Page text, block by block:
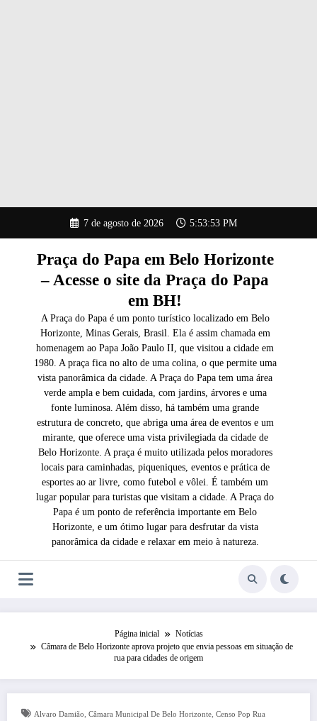
o
7 de agosto de 2026 5:53:54 PM
Praça do Papa em Belo Horizonte
– Acesse o site da Praça do Papa
em BH!
A Praça do Papa é um ponto turístico localizado em Belo
Horizonte, Minas Gerais, Brasil. Ela é assim chamada em
homenagem ao Papa João Paulo II, que visitou a cidade em
1980. A praça fica no alto de uma colina, o que permite uma
vista panorâmica da cidade. A Praça do Papa tem uma área
verde ampla e bem cuidada, com jardins, árvores e uma
fonte luminosa. Além disso, há também uma grande
estrutura de concreto, que abriga uma área de eventos e um
mirante, que oferece uma vista privilegiada da cidade de
Belo Horizonte. A praça é muito utilizada pelos moradores
locais para caminhadas, piqueniques, eventos e prática de
esportes ao ar livre, como futebol e vôlei. É também um
lugar popular para turistas que visitam a cidade. A Praça do
Papa é um ponto de referência importante em Belo
Horizonte, e um ótimo lugar para desfrutar da vista
panorâmica da cidade e relaxar em meio à natureza.
Página inicial
Notícias
Câmara de Belo Horizonte aprova projeto que envia pessoas em situação de
rua para cidades de origem
Alvaro Damião, Câmara Municipal De Belo Horizonte, Censo Pop Rua